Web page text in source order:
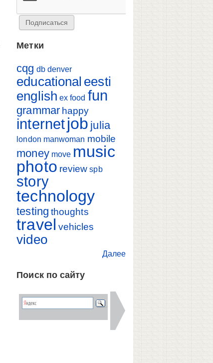
Метки
cqg db denver
educational eesti
english ex food fun
grammar happy
internetjob julia
london manwoman mobile
money move music
photo review spb
story
technology
testing thoughts
travel vehicles
video
Далее
Поиск по сайту